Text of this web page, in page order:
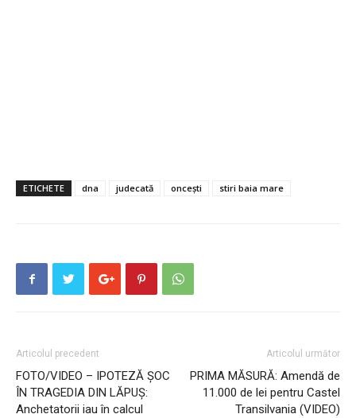
ETICHETE dna judecată oncești stiri baia mare
Articolul precedent
FOTO/VIDEO – IPOTEZĂ ȘOC
ÎN TRAGEDIA DIN LĂPUȘ:
Anchetatorii iau în calcul
Articolul următor
PRIMA MĂSURĂ: Amendă de
11.000 de lei pentru Castel
Transilvania (VIDEO)